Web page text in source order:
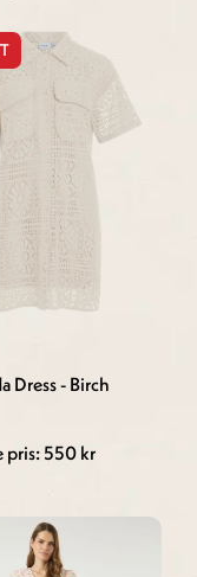
Dress - Birch
pris: 550 kr